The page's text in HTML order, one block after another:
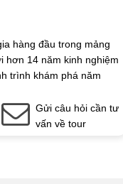
hàng đầu trong mảng
hơn 14 năm kinh nghiệm
trình khám phá năm
Gửi câu hỏi cần tư
vấn về tour